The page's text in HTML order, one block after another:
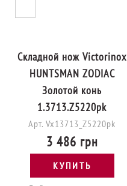
Складной нож Victorinox
HUNTSMAN ZODIAC
Золотой конь
1.3713.Z5220pk
Арт. Vx13713_Z5220pk
3 486 грн
КУПИТЬ